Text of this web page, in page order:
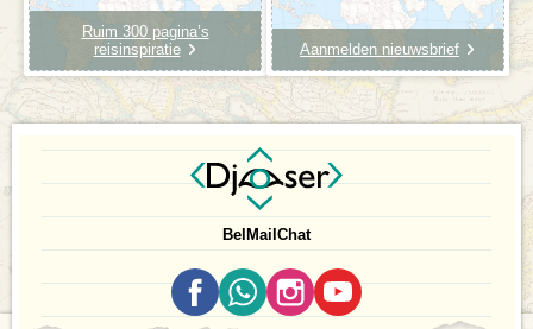
Ruim 300 pagina’s
reisinspiratie
Aanmelden nieuwsbrief
Bel Mail Chat